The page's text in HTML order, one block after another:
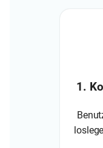
1.